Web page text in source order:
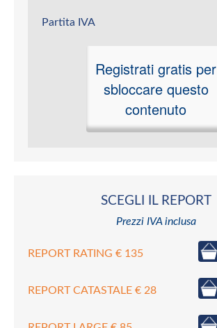
Partita IVA
Registrati gratis per
sbloccare questo
contenuto
SCEGLI IL REPORT
Prezzi IVA inclusa
REPORT RATING € 135
REPORT CATASTALE € 28